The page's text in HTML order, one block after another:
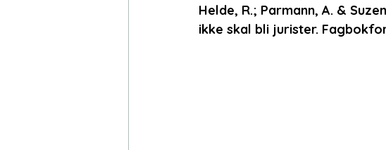
Helde, R.; Parmann, A. &
ikke skal bli jurister.